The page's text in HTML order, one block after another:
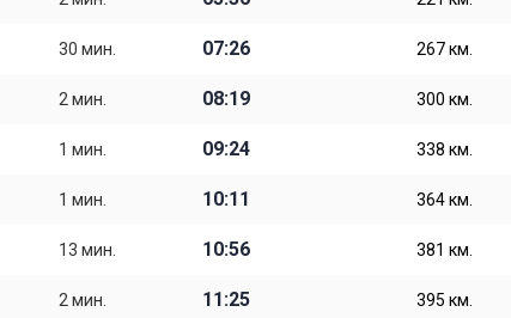
30 мин. 07:26 267 км.
2 мин. 08:19 300 км.
1 мин. 09:24 338 км.
1 мин. 10:11 364 км.
13 мин. 10:56 381 км.
2 мин. 11:25 395 км.